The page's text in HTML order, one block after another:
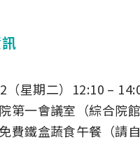
（星期二）12:10 –
第一會議室（綜合院
費鐵盒蔬食午餐（請自